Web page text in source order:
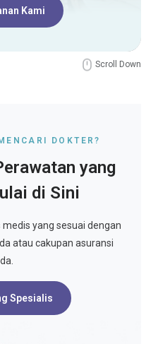
Kami
Scroll Down
DOKTER?
yang
di Sini
yang sesuai dengan
atau cakupan asuransi
Spesialis